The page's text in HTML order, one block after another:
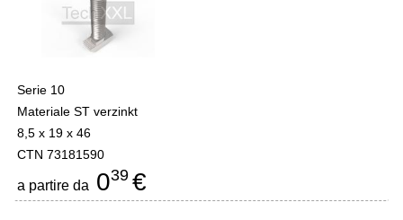
Serie 10
Materiale ST verzinkt
8,5 x 19 x 46
CTN 73181590
a partire da 039 €